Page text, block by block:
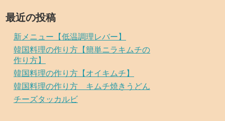
最近の投稿
新メニュー【低温調理レバー】
韓国料理の作り方【簡単ニラキムチの
作り方】
韓国料理の作り方【オイキムチ】
韓国料理の作り方 キムチ焼きうどん
チーズタッカルビ